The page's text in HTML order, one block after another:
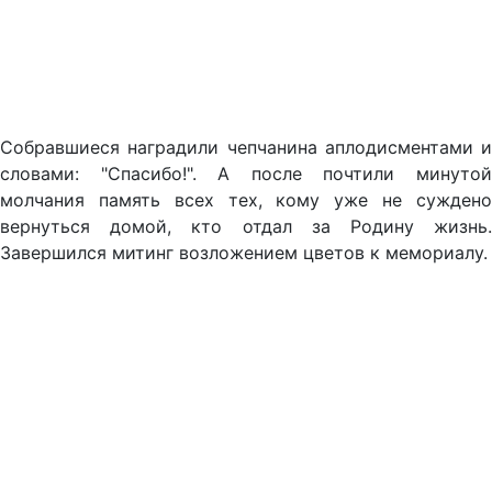
Собравшиеся наградили чепчанина аплодисментами и
словами: "Спасибо!". А после почтили минутой
молчания память всех тех, кому уже не суждено
вернуться домой, кто отдал за Родину жизнь.
Завершился митинг возложением цветов к мемориалу.